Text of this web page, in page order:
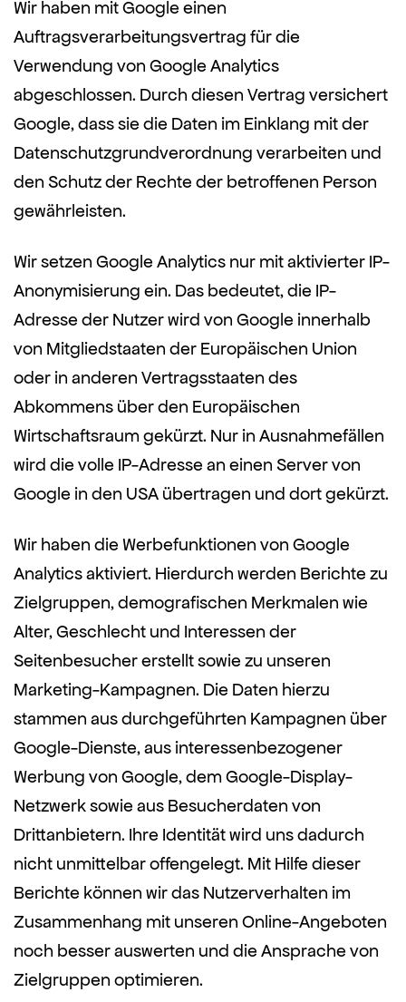
Wir haben mit Google einen
Auftragsverarbeitungsvertrag für die
Verwendung von Google Analytics
abgeschlossen. Durch diesen Vertrag versichert
Google, dass sie die Daten im Einklang mit der
Datenschutzgrundverordnung verarbeiten und
den Schutz der Rechte der betroffenen Person
gewährleisten.
Wir setzen Google Analytics nur mit aktivierter IP-
Anonymisierung ein. Das bedeutet, die IP-
Adresse der Nutzer wird von Google innerhalb
von Mitgliedstaaten der Europäischen Union
oder in anderen Vertragsstaaten des
Abkommens über den Europäischen
Wirtschaftsraum gekürzt. Nur in Ausnahmefällen
wird die volle IP-Adresse an einen Server von
Google in den USA übertragen und dort gekürzt.
Wir haben die Werbefunktionen von Google
Analytics aktiviert. Hierdurch werden Berichte zu
Zielgruppen, demografischen Merkmalen wie
Alter, Geschlecht und Interessen der
Seitenbesucher erstellt sowie zu unseren
Marketing-Kampagnen. Die Daten hierzu
stammen aus durchgeführten Kampagnen über
Google-Dienste, aus interessenbezogener
Werbung von Google, dem Google-Display-
Netzwerk sowie aus Besucherdaten von
Drittanbietern. Ihre Identität wird uns dadurch
nicht unmittelbar offengelegt. Mit Hilfe dieser
Berichte können wir das Nutzerverhalten im
Zusammenhang mit unseren Online-Angeboten
noch besser auswerten und die Ansprache von
Zielgruppen optimieren.